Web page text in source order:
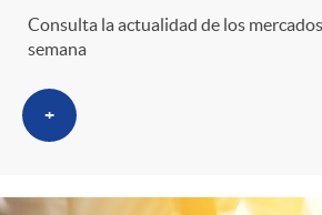
Consulta la actualidad de los
semana
+